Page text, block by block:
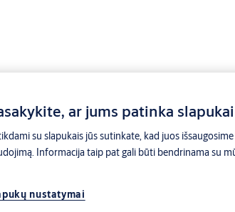
Motion®" technologija ir kreipiamuoju bėgeliu
ar jums patinka slapukai
su slapukais jūs sutinkate, kad juos
Informacija taip pat gali būti bendrinama su
nustatymai